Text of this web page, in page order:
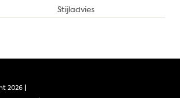
Stijladvies
2026 |